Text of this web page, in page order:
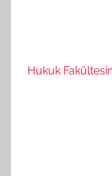
Hukuk